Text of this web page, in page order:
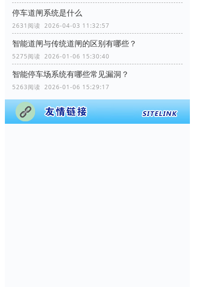
停车道闸系统是什么
2631阅读 2026-04-03 11:32:57
智能道闸与传统道闸的区别有哪些？
5275阅读 2026-01-06 15:30:40
智能停车场系统有哪些常见漏洞？
5263阅读 2026-01-06 15:29:17